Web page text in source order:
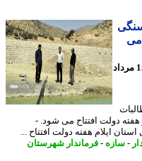
15 مرداد
دولت افتتاح می شود. -
ایلام هفته دولت افتتاح ...
سازه-فرماندار شهرستان